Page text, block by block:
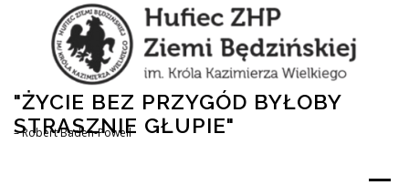
"ŻYCIE BEZ PRZYGÓD BYŁOBY
STRASZNIE GŁUPIE"
– Robert Baden-Powell